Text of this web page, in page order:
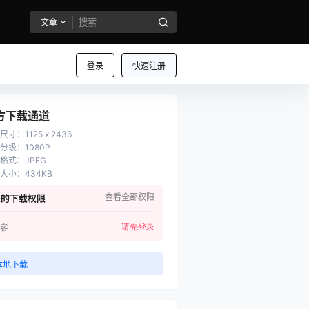
文章
登录 快速注册
下载通道
寸： 1125 x 2436
级 ： 1080P
式： JPEG
小： 434KB
下载权限 查看全部权限
请先登录
地下载